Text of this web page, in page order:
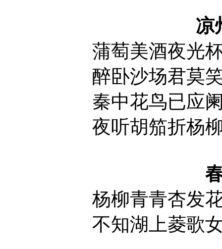
凉
蒲萄美酒夜光
醉卧沙场君莫
秦中花鸟已应
夜听胡笳折杨
杨柳青青杏发
不知湖上菱歌